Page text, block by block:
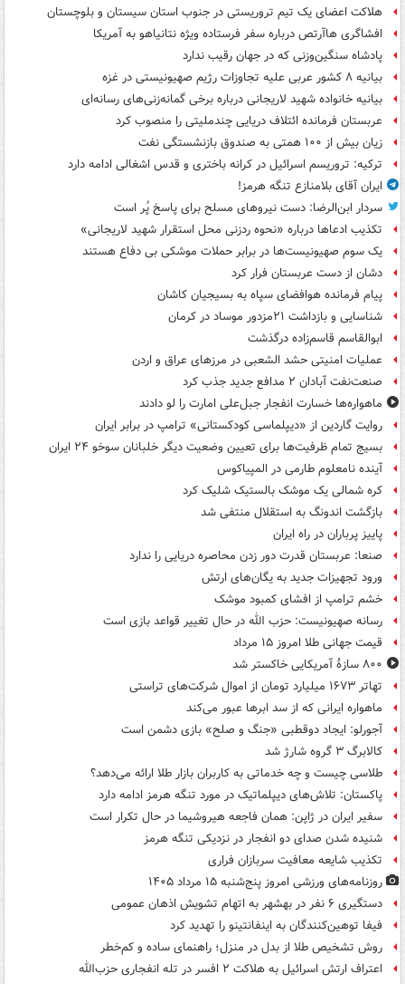
هلاکت اعضای یک تیم تروریستی در جنوب استان سیستان و بلوچستان
افشاگری هاآرتص درباره سفر فرستاده ویژه نتانیاهو به آمریکا
پادشاه سنگین‌وزنی که در جهان رقیب ندارد
بیانیه ۸ کشور عربی علیه تجاوزات رژیم صهیونیستی در غزه
بیانیه خانواده شهید لاریجانی درباره برخی گمانه‌زنی‌های رسانه‌ای
عربستان فرمانده ائتلاف دریایی چندملیتی را منصوب کرد
زیان بیش از ۱۰۰ همتی به صندوق‌ بازنشستگی نفت
ترکیه: تروریسم اسرائیل در کرانه باختری و قدس اشغالی ادامه دارد
ایران آقای بلامنازع تنگه هرمز!
سردار ابن‌الرضا: دست نیروهای مسلح برای پاسخ پُر است
تکذیب ادعاها درباره «نحوه ردزنی محل استقرار شهید لاریجانی»
یک‌ سوم صهیونیست‌ها در برابر حملات موشکی بی دفاع هستند
دشان از دست عربستان فرار کرد
پیام فرمانده هوافضای سپاه به بسیجیان کاشان
شناسایی و بازداشت ۲۱مزدور موساد در کرمان
ابوالقاسم قاسم‌زاده درگذشت
عملیات امنیتی حشد الشعبی در مرزهای عراق و اردن
صنعت‌نفت آبادان ۲ مدافع جدید جذب کرد
ماهواره‌ها خسارت انفجار جبل‌علی امارت را لو دادند
روایت گاردین از «دیپلماسی کودکستانی» ترامپ در برابر ایران
بسیج تمام ظرفیت‌ها برای تعیین وضعیت دیگر خلبانان سوخو ۲۴ ایران
آینده نامعلوم طارمی در المپیاکوس
کره شمالی یک موشک بالستیک شلیک کرد
بازگشت اندونگ به استقلال منتفی شد
پاییز پرباران در راه ایران
صنعا: عربستان قدرت دور زدن محاصره دریایی را ندارد
ورود تجهیزات جدید به یگان‌های ارتش
خشم ترامپ از افشای کمبود موشک
رسانه صهیونیست: حزب الله در حال تغییر قواعد بازی است
قیمت جهانی طلا امروز ۱۵ مرداد
۸۰۰ سازۀ آمریکایی خاکستر شد
تهاتر ۱۶۷۳ میلیارد تومان از اموال شرکت‌های تراستی
ماهواره ایرانی که از سد ابرها عبور می‌کند
آجورلو: ایجاد دوقطبی «جنگ و صلح‌» بازی دشمن است
کالابرگ ۳ گروه شارژ شد
طلاسی چیست و چه خدماتی به کاربران بازار طلا ارائه می‌دهد؟
پاکستان: تلاش‌های دیپلماتیک در مورد تنگه هرمز ادامه دارد
سفیر ایران در ژاپن: همان فاجعه هیروشیما در حال تکرار است
شنیده شدن صدای دو انفجار در نزدیکی تنگه هرمز
تکذیب شایعه معافیت سربازان فراری
روزنامه‌های ورزشی امروز پنج‌شنبه ۱۵ مرداد ۱۴۰۵
دستگیری ۶ نفر در بهشهر به اتهام تشویش اذهان عمومی
فیفا توهین‌کنندگان به اینفانتینو را تهدید کرد
روش تشخیص طلا از بدل در منزل؛ راهنمای ساده و کم‌خطر
اعتراف ارتش اسرائیل به هلاکت ۲ افسر در تله انفجاری حزب‌الله